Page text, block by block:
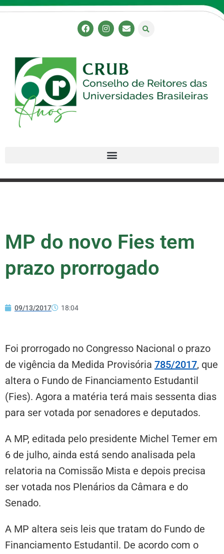
MP do novo Fies tem
prazo prorrogado
09/13/2017 18:04
Foi prorrogado no Congresso Nacional o prazo
de vigência da Medida Provisória 785/2017, que
altera o Fundo de Financiamento Estudantil
(Fies). Agora a matéria terá mais sessenta dias
para ser votada por senadores e deputados.
A MP, editada pelo presidente Michel Temer em
6 de julho, ainda está sendo analisada pela
relatoria na Comissão Mista e depois precisa
ser votada nos Plenários da Câmara e do
Senado.
A MP altera seis leis que tratam do Fundo de
Financiamento Estudantil. De acordo com o